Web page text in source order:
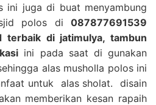
ini juga di buat menyambung
polos di 087877691539
terbaik di jatimulya, tambun
ini pada saat di gunakan
alas musholla polos ini
untuk alas sholat. disain
memberikan kesan rapaih